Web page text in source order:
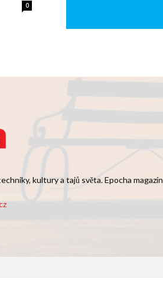
0
kultury a tajů světa. Epocha magazín